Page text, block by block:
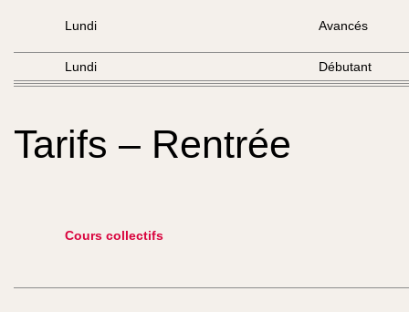
Lundi Avancés
Lundi Débutant
Tarifs – Rentrée
Cours collectifs